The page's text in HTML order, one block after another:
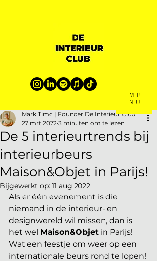
ME
NU
De 5 interieurtrends bij
interieurbeurs
Maison&Objet in Parijs!
Mark Timo | Founder De Interieur Club
27 mrt 2022 3 minuten om te lezen
Bijgewerkt op: 11 aug 2022
Als er één evenement is die
niemand in de interieur- en
designwereld wil missen, dan is
het wel Maison&Objet in Parijs!
Wat een feestje om weer op een
internationale beurs rond te lopen!